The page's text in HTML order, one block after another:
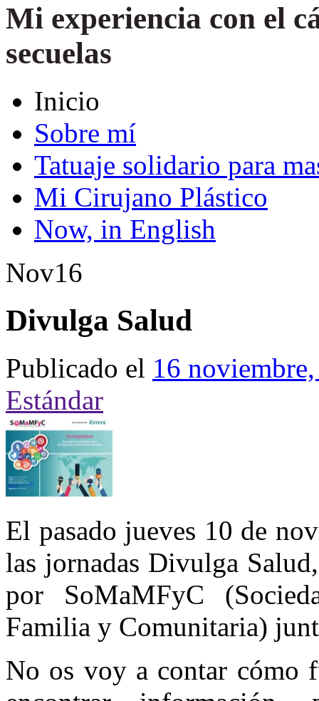
Mi experiencia con el
secuelas
Inicio
Sobre mí
Tatuaje solidario para
Mi Cirujano Plástico
Now, in English
Nov16
Divulga Salud
Publicado el 16
Estándar
El pasado jueves 10 de
las jornadas Divulga
por SoMaMFyC
Familia y Comunitaria)
No os voy a contar cómo